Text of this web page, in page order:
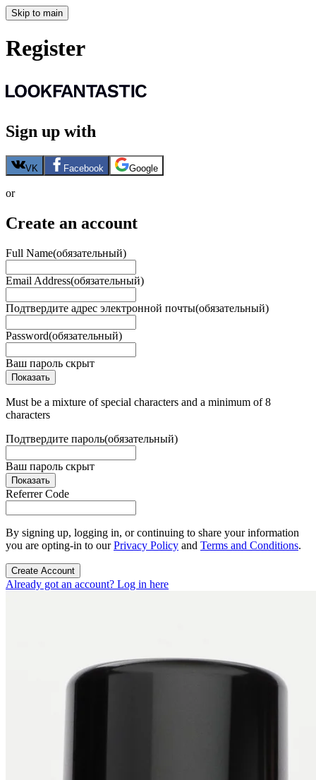
Skip to main
Register
Sign up with
VK Facebook Google
or
Create an account
Full Name(обязательный)
Email Address(обязательный)
Подтвердите адрес электронной почты(обязательный)
Password(обязательный)
Ваш пароль скрыт
Показать
Must be a mixture of special characters and a minimum of 8
characters
Подтвердите пароль(обязательный)
Ваш пароль скрыт
Показать
Referrer Code
By signing up, logging in, or continuing to share your information
you are opting-in to ourPrivacy Policy and Terms and Conditions.
Create Account
Already got an account? Log in here